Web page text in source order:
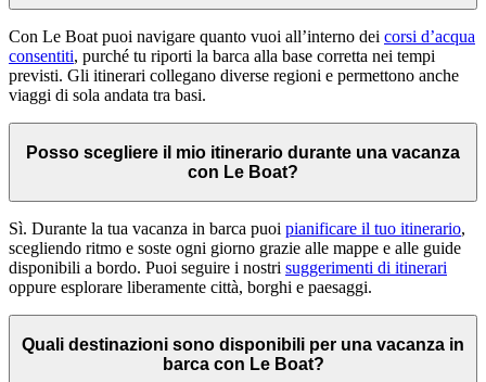
Con Le Boat puoi navigare quanto vuoi all’interno dei corsi d’acqua
consentiti, purché tu riporti la barca alla base corretta nei tempi
previsti. Gli itinerari collegano diverse regioni e permettono anche
viaggi di sola andata tra basi.
Posso scegliere il mio itinerario durante una vacanza
con Le Boat?
Sì. Durante la tua vacanza in barca puoi pianificare il tuo itinerario,
scegliendo ritmo e soste ogni giorno grazie alle mappe e alle guide
disponibili a bordo. Puoi seguire i nostri suggerimenti di itinerari
oppure esplorare liberamente città, borghi e paesaggi.
Quali destinazioni sono disponibili per una vacanza in
barca con Le Boat?